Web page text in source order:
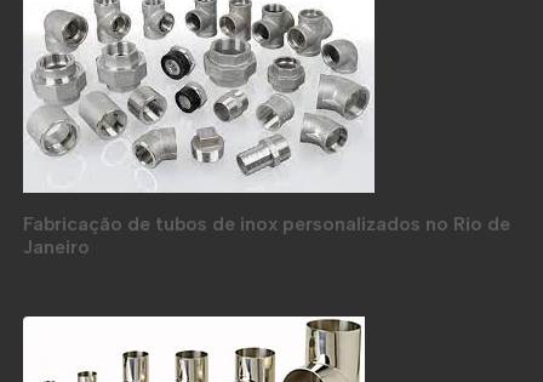
Fabricação de tubos de inox personalizados no Rio de
Janeiro